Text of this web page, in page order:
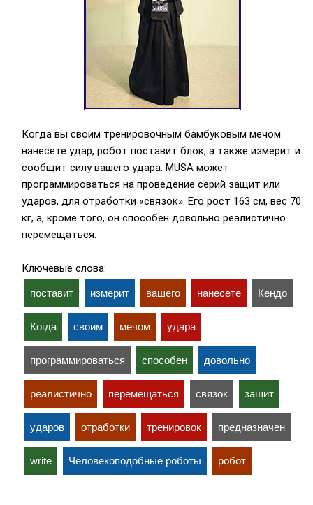
Когда вы своим тренировочным бамбуковым мечом
нанесете удар, робот поставит блок, а также измерит и
сообщит силу вашего удара. MUSA может
программироваться на проведение серий защит или
ударов, для отработки «связок». Его рост 163 см, вес 70
кг, а, кроме того, он способен довольно реалистично
перемещаться.
Ключевые слова:
поставит измерит вашего нанесете Кендо
Когда своим мечом удара
программироваться способен довольно
реалистично перемещаться связок защит
ударов отработки тренировок предназначен
write Человекоподобные роботы робот